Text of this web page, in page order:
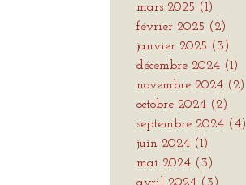
mars 2025 (1)
février 2025 (2)
janvier 2025 (3)
décembre 2024 (1)
novembre 2024 (2)
octobre 2024 (2)
septembre 2024 (4)
juin 2024 (1)
mai 2024 (3)